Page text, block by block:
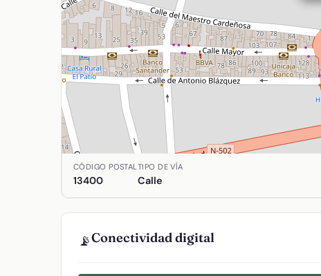
Ubicación de San Pantaleon en Almadén, Ciudad
CÓDIGO POSTAL
13400
TIPO DE VÍA
Calle
📡Conectividad digital